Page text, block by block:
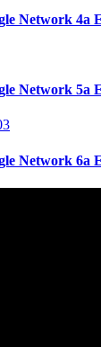
Network 4a
Network 5a
Network 6a